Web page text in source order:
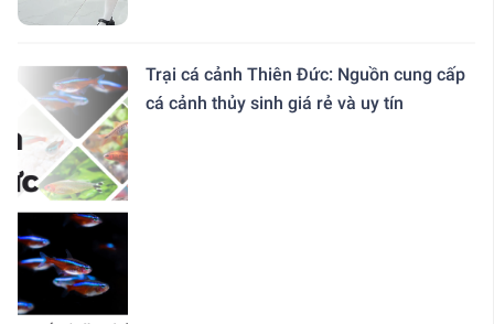
Trại cá cảnh Thiên Đức: Nguồn cung cấp
cá cảnh thủy sinh giá rẻ và uy tín